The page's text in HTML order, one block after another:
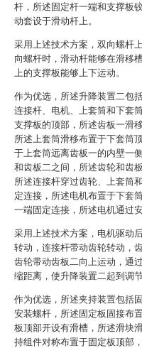
杆，所述固定杆一端和支撑板
动套设于滑动杆上。
采用上述技术方案，双向螺杆
向螺杆时，滑动杆能够在滑移
上的支撑板能够上下运动。
作为优选，所述升降装置二包
连接杆、电机、上套筒和下套
支撑板的顶部，所述齿板一滑
所述上套筒滑移布置于下套筒
于上套筒远离齿板一的内壁一
和齿板二之间，所述齿轮和齿
所述连接杆穿过齿轮、上套筒
定连接，所述电机布置于下套
一端固定连接，所述电机通过
采用上述技术方案，电机驱动
转动，连接杆带动齿轮转动，
齿轮带动齿板二向上运动，通
缩距离，使升降装置二起到调
作为优选，所述夹持装置包括
安装螺杆，所述固定板固接布
板顶部开设有滑槽，所述滑块
持组件对称布置于固定板顶部